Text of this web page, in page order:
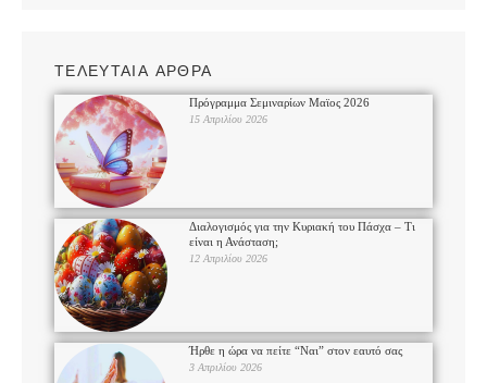
ΤΕΛΕΥΤΑΙΑ ΑΡΘΡΑ
Πρόγραμμα Σεμιναρίων Μαϊος 2026
15 Απριλίου 2026
Διαλογισμός για την Κυριακή του Πάσχα – Τι
είναι η Ανάσταση;
12 Απριλίου 2026
Ήρθε η ώρα να πείτε “Ναι” στον εαυτό σας
3 Απριλίου 2026